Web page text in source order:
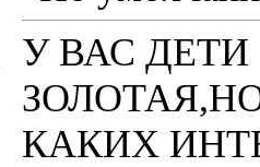
У ВАС
КАКИХ